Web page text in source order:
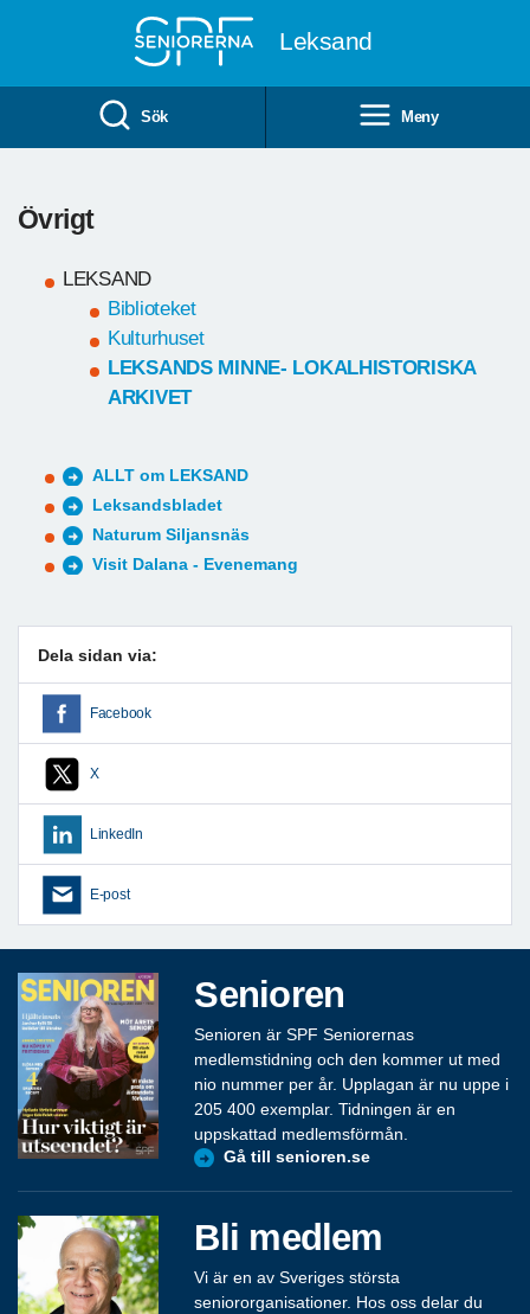
Leksand
Sök Meny
Övrigt
LEKSAND
Biblioteket
Kulturhuset
LEKSANDS MINNE- LOKALHISTORISKA
ARKIVET
ALLT om LEKSAND
Leksandsbladet
Naturum Siljansnäs
Visit Dalana - Evenemang
Dela sidan via:
Facebook
X
LinkedIn
E-post
Senioren
Senioren är SPF Seniorernas
medlemstidning och den kommer ut med
nio nummer per år. Upplagan är nu uppe i
205 400 exemplar. Tidningen är en
uppskattad medlemsförmån.
Gå till senioren.se
Bli medlem
Vi är en av Sveriges största
seniororganisationer. Hos oss delar du